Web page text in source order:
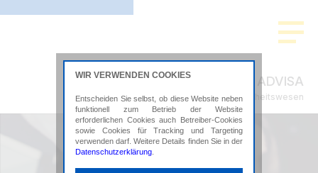
ADVISA
Steuerberatung im Gesundheitswesen
WIR VERWENDEN COOKIES
Entscheiden Sie selbst, ob diese Website neben
funktionell zum Betrieb der Website
erforderlichen Cookies auch Betreiber-Cookies
sowie Cookies für Tracking und Targeting
verwenden darf. Weitere Details finden Sie in der
Datenschutzerklärung